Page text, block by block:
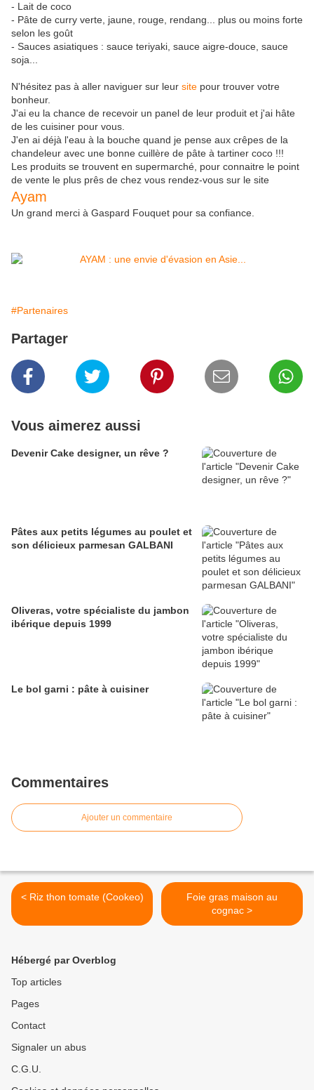
- Lait de coco
- Pâte de curry verte, jaune, rouge, rendang... plus ou moins forte
selon les goût
- Sauces asiatiques : sauce teriyaki, sauce aigre-douce, sauce
soja...
N'hésitez pas à aller naviguer sur leur site pour trouver votre
bonheur.
J'ai eu la chance de recevoir un panel de leur produit et j'ai hâte
de les cuisiner pour vous.
J'en ai déjà l'eau à la bouche quand je pense aux crêpes de la
chandeleur avec une bonne cuillère de pâte à tartiner coco !!!
Les produits se trouvent en supermarché, pour connaitre le point
de vente le plus prês de chez vous rendez-vous sur le site
Ayam
Un grand merci à Gaspard Fouquet pour sa confiance.
#Partenaires
Partager
Vous aimerez aussi
Devenir Cake designer, un rêve ?
Pâtes aux petits légumes au poulet et
son délicieux parmesan GALBANI
Oliveras, votre spécialiste du jambon
ibérique depuis 1999
Le bol garni : pâte à cuisiner
Commentaires
Ajouter un commentaire
< Riz thon tomate (Cookeo)
Foie gras maison au
cognac >
Hébergé par Overblog
Top articles
Pages
Contact
Signaler un abus
C.G.U.